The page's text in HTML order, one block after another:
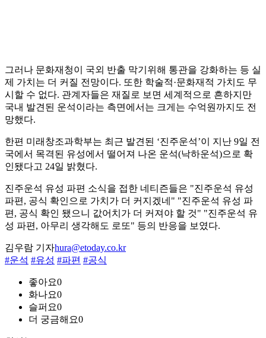
그러나 문화재청이 국외 반출 막기위해 통관을 강화하는 등 실
제 가치는 더 커질 전망이다. 또한 학술적·문화재적 가치도 무
시할 수 없다. 관계자들은 재질로 보면 세계적으로 흔하지만
국내 발견된 운석이라는 측면에서는 크게는 수억원까지도 전
망했다.
한편 미래창조과학부는 최근 발견된 ‘진주운석’이 지난 9일 전
국에서 목격된 유성에서 떨어져 나온 운석(낙하운석)으로 확
인됐다고 24일 밝혔다.
진주운석 유성 파편 소식을 접한 네티즌들은 "진주운석 유성
파편, 공식 확인으로 가치가 더 커지겠네" "진주운석 유성 파
편, 공식 확인 됐으니 값어치가 더 커져야 할 것" "진주운석 유
성 파편, 아무리 생각해도 로또" 등의 반응을 보였다.
김우람 기자hura@etoday.co.kr
#운석 #유성 #파편 #공식
좋아요0
화나요0
슬퍼요0
더 궁금해요0